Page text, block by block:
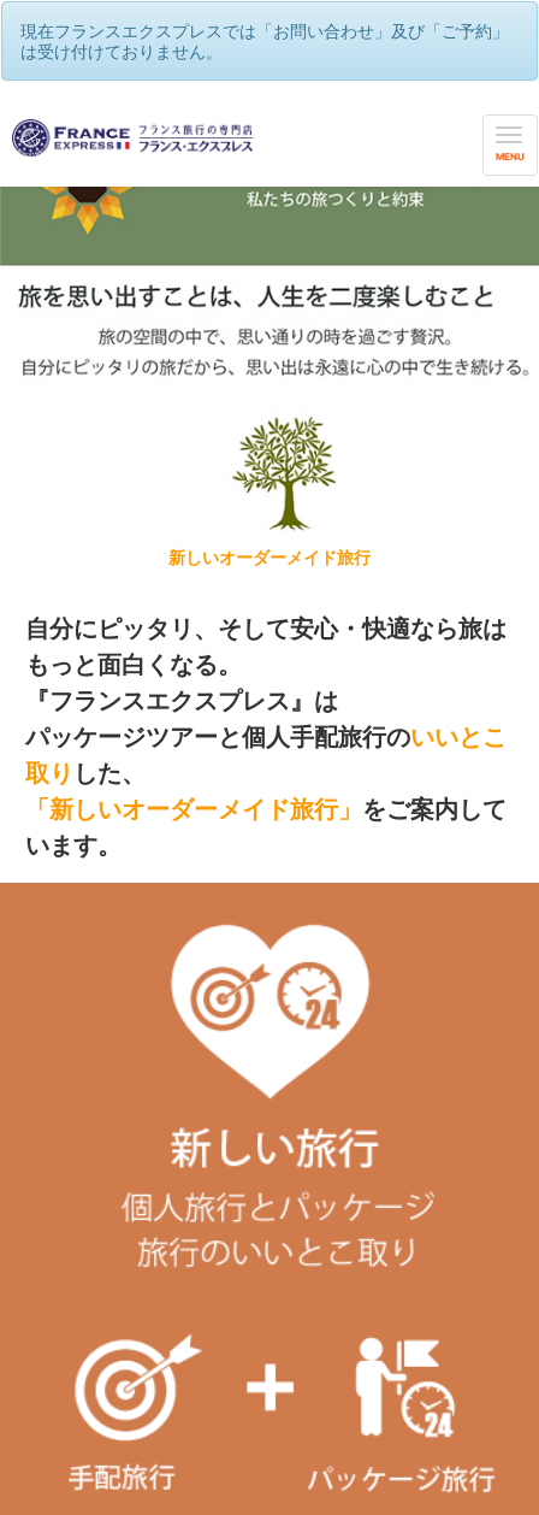
現在フランスエクスプレスでは「お問い合わせ」及び「ご予約」
は受け付けておりません。
MENU
新しいオーダーメイド旅行
自分にピッタリ、そして安心・快適なら旅は
もっと面白くなる。
『フランスエクスプレス』は
パッケージツアーと個人手配旅行のいいとこ
取り した、
「新しいオーダーメイド旅行」 をご案内して
います。